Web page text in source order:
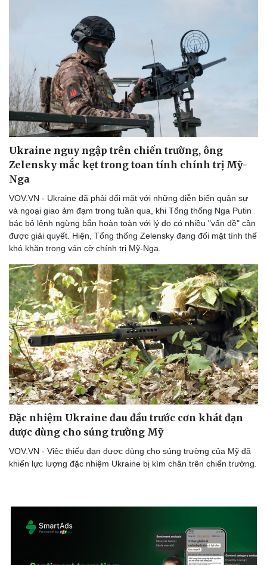
Doanh nghiệp
Thông tin doanh nghiệp
Doanh nghiệp 24h
Doanh nhân
Vì cộng đồng
Công nghệ
Sành điệu
Tin Công nghệ
Trải nghiệm
Chuyển đổi số
Ukraine nguy ngập trên chiến trường, ông
Zelensky mắc kẹt trong toan tính chính trị Mỹ-
Nga
VOV.VN - Ukraine đã phải đối mặt với những diễn biến quân sự
và ngoại giao ảm đạm trong tuần qua, khi Tổng thống Nga Putin
bác bỏ lệnh ngừng bắn hoàn toàn với lý do có nhiều "vấn đề" cần
được giải quyết. Hiện, Tổng thống Zelensky đang đối mặt tình thế
khó khăn trong ván cờ chính trị Mỹ-Nga.
Đặc nhiệm Ukraine đau đầu trước cơn khát đạn
dược dùng cho súng trường Mỹ
VOV.VN - Việc thiếu đạn dược dùng cho súng trường của Mỹ đã
khiến lực lượng đặc nhiệm Ukraine bị kìm chân trên chiến trường.